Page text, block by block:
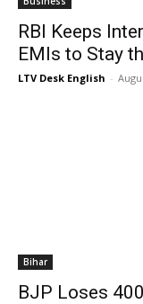
RBI Keeps
EMIs to Stay
LTV Desk English -
Bihar
BJP Loses